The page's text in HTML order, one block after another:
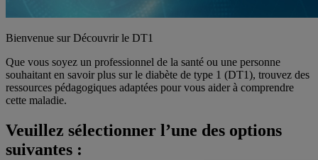
Bienvenue sur Découvrir le DT1
Que vous soyez un professionnel de la santé ou une personne
souhaitant en savoir plus sur le diabète de type 1 (DT1), trouvez des
ressources pédagogiques adaptées pour vous aider à comprendre
cette maladie.
Veuillez sélectionner l’une des options
suivantes :